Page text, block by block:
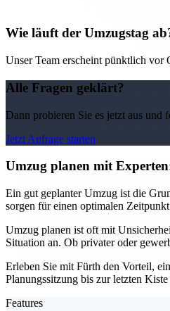
Wie läuft der Umzugstag
Unser Team erscheint pünktlich vor
Alle Fragen geklärt?
Dann probieren Sie es jetzt aus
Jetzt Anfrage starten
Umzug planen mit
Ein gut geplanter Umzug ist die
sorgen für einen optimalen
Umzug planen ist oft mit
Situation an. Ob privater oder
Erleben Sie mit Fürth den Vorteil,
Planungssitzung bis zur letzten
Features